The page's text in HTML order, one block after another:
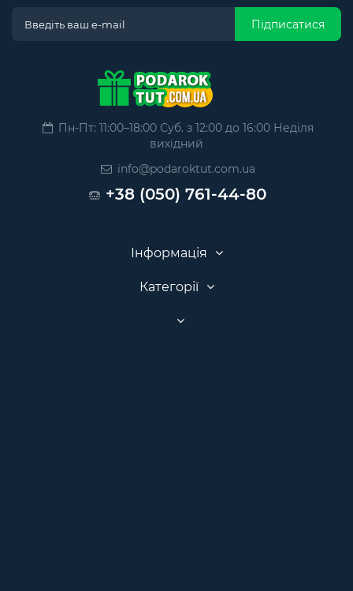
Підписатися
Пн-Пт: 11:00–18:00 Суб. з 12:00 до 16:00 Неділя
вихідний
info@podaroktut.com.ua
+38 (050) 761-44-80
Інформація
Категорії